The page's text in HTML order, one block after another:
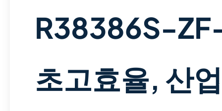
R38386S-
초고효율, 산